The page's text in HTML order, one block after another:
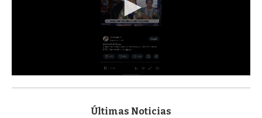
s
Últimas Noticias